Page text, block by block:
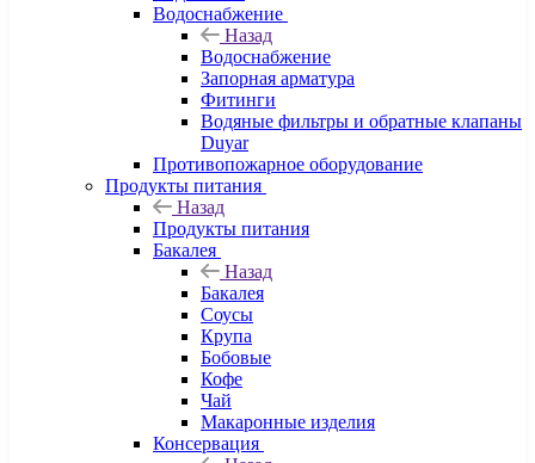
Водоснабжение
Назад
Водоснабжение
Запорная арматура
Фитинги
Водяные фильтры и обратные клапаны
Duyar
Противопожарное оборудование
Продукты питания
Назад
Продукты питания
Бакалея
Назад
Бакалея
Соусы
Крупа
Бобовые
Кофе
Чай
Макаронные изделия
Консервация